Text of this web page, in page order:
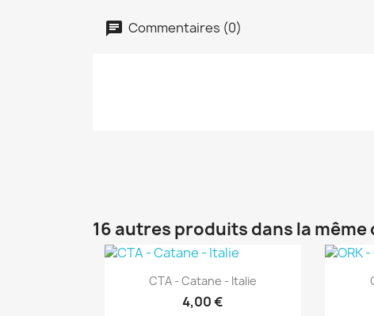
Commentaires (0)
16 autres produits dans la même
Aperçu rapide
CTA - Catane - Italie
4,00 €